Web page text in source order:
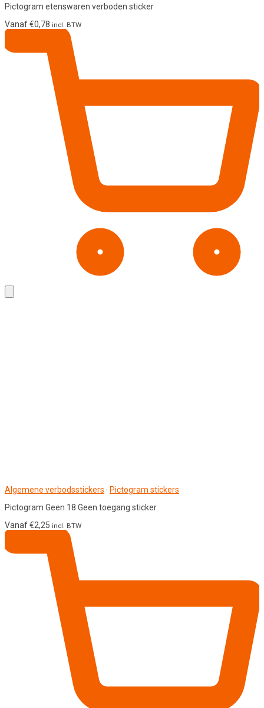
Pictogram etenswaren verboden sticker
Vanaf€0,78 incl. BTW
Algemene verbodsstickers · Pictogram stickers
Pictogram Geen 18 Geen toegang sticker
Vanaf€2,25 incl. BTW